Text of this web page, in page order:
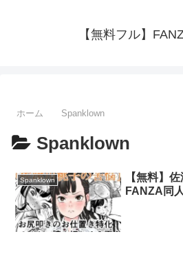
【無料フル】
ホーム Spanklown
Spanklown
Spanklown
【無料】
FANZA同